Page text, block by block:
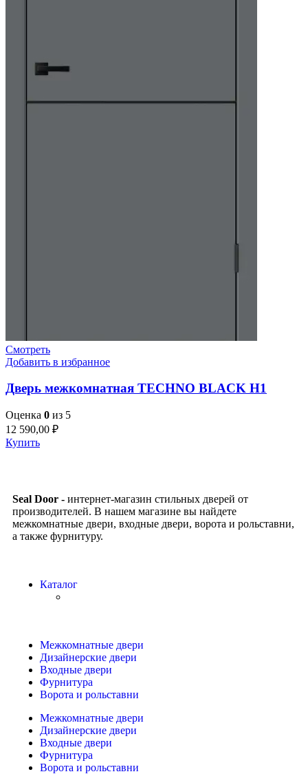
Смотреть
Добавить в избранное
Дверь межкомнатная TECHNO BLACK H1
Оценка 0 из 5
12 590,00 ₽
Купить
Seal Door - интернет-магазин стильных дверей от
производителей. В нашем магазине вы найдете
межкомнатные двери, входные двери, ворота и рольставни,
а также фурнитуру.
Каталог
Межкомнатные двери
Дизайнерские двери
Входные двери
Фурнитура
Ворота и рольставни
Межкомнатные двери
Дизайнерские двери
Входные двери
Фурнитура
Ворота и рольставни